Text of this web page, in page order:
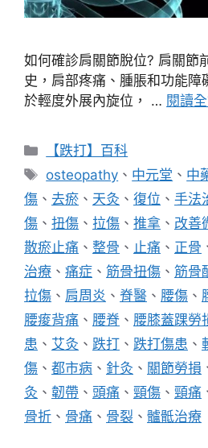
如何確診肩關節脫位? 肩關節
史，肩部疼痛、腫脹和功能障
於輕度外展內旋位， … 閱讀
分
【跌打】百科
標
籤
osteopathy 、 中元堂 、 中
傷 、 去瘀 、 天灸 、 復位 、 手法
傷 、 扭傷 、 拉傷 、 推拿 、 改善
散瘀止痛 、 整骨 、 止痛 、 正骨
治療 、 痛症 、 筋骨扭傷 、 筋骨
拉傷 、 肩周炎 、 脊醫 、 腰傷 、
腰痠背痛 、 腰脊 、 腰膝蓋踝勞
患 、 艾灸 、 跌打 、 跌打傷患 、
傷 、 都市病 、 針灸 、 關節勞損
灸 、 韌帶 、 頭痛 、 頸傷 、 頸痛
骨折 、 骨痛 、 骨裂 、 髗骶治療